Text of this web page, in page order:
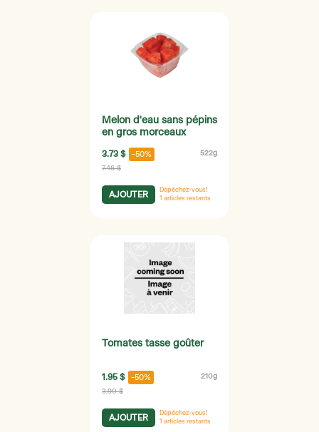
Melon d'eau sans pépins
en gros morceaux
3.73 $ -50% 522g
7.46 $
AJOUTER
Dépêchez-vous!
1 articles restants
Tomates tasse goûter
1.95 $ -50% 210g
3.90 $
AJOUTER
Dépêchez-vous!
1 articles restants